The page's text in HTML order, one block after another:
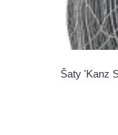
Šaty 'Kanz